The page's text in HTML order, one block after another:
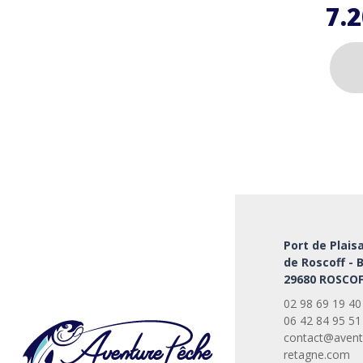
être
sur
la
page
du
produit
Port de
de Roscoff -
29680
02 98 69 19 40
06 42 84 95 51
retagne.com